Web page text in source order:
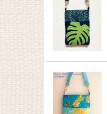
並び順 :